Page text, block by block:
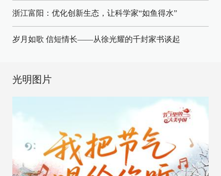
浙江富阳：优化创新生态，让科学家“如鱼得水”
岁月如歌 信短情长——从徐光耀的千封家书谈起
光明图片